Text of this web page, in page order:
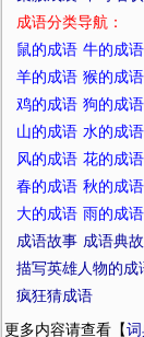
成语分类导航：
鼠的成语 牛的成语
羊的成语 猴的成语
鸡的成语 狗的成语
山的成语 水的成语
风的成语 花的成语
春的成语 秋的成语
大的成语 雨的成语
成语故事 成语典故
描写英雄人物的成
疯狂猜成语
更多内容请查看【词